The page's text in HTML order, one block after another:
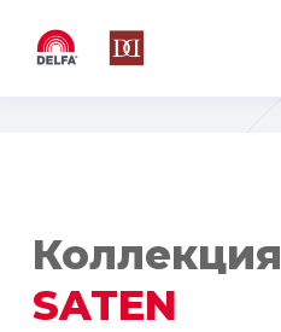
Коллекция
SATEN